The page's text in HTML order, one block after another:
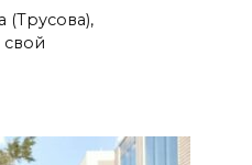
(Трусова),